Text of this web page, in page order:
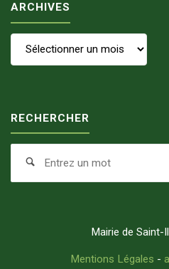
ARCHIVES
RECHERCHER
Search
Mairie de
Mentions Légales -